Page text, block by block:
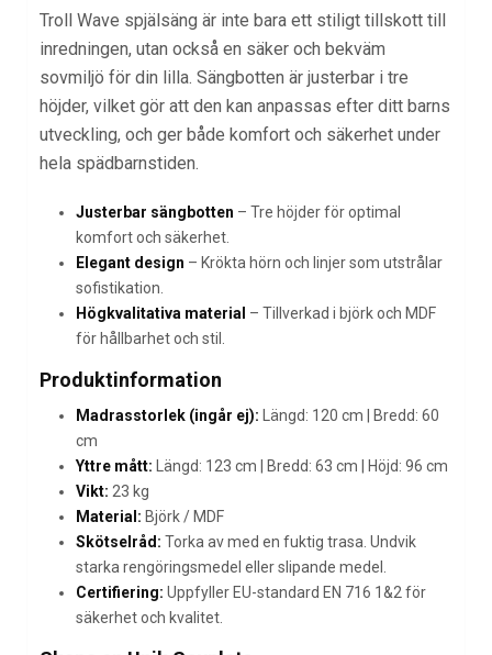
Troll Wave spjälsäng är inte bara ett stiligt tillskott till
inredningen, utan också en säker och bekväm
sovmiljö för din lilla. Sängbotten är justerbar i tre
höjder, vilket gör att den kan anpassas efter ditt barns
utveckling, och ger både komfort och säkerhet under
hela spädbarnstiden.
Justerbar sängbotten – Tre höjder för optimal
komfort och säkerhet.
Elegant design – Krökta hörn och linjer som utstrålar
sofistikation.
Högkvalitativa material – Tillverkad i björk och MDF
för hållbarhet och stil.
Produktinformation
Madrasstorlek (ingår ej): Längd: 120 cm | Bredd: 60
cm
Yttre mått: Längd: 123 cm | Bredd: 63 cm | Höjd: 96 cm
Vikt: 23 kg
Material: Björk / MDF
Skötselråd: Torka av med en fuktig trasa. Undvik
starka rengöringsmedel eller slipande medel.
Certifiering: Uppfyller EU-standard EN 716 1&2 för
säkerhet och kvalitet.